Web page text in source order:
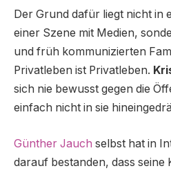
Der Grund dafür liegt nicht in
einer Szene mit Medien,
und früh kommunizierten
Privatleben ist Privatleben.
sich nie bewusst gegen die
einfach nicht in sie
Günther Jauch selbst hat in
darauf bestanden, dass seine